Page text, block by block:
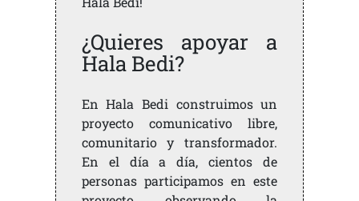
¿Quieres apoyar a
Hala Bedi?
En Hala Bedi construimos un
proyecto comunicativo libre,
comunitario y transformador.
En el día a día, cientos de
personas participamos en este